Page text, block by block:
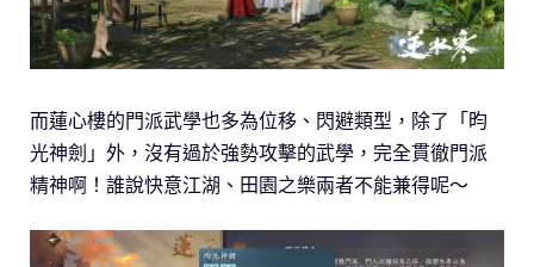
而蓮心樓的門派武學也多為位移、閃避類型，除了「昀
光神劍」外，沒有過於強勢攻擊的武學，完全貫徹門派
精神啊！誰說快意江湖、田園之樂兩者不能兼得呢～